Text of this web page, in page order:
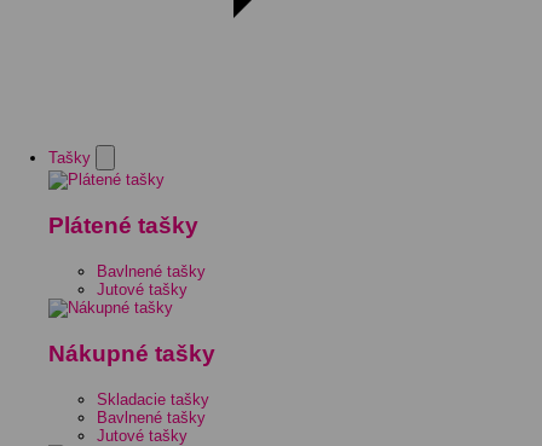
Tašky
Plátené tašky
Bavlnené tašky
Jutové tašky
Nákupné tašky
Skladacie tašky
Bavlnené tašky
Jutové tašky